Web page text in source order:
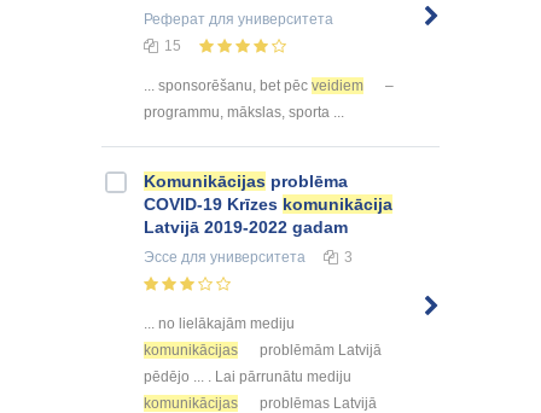
Реферат для университета
15
... sponsorēšanu, bet pēc veidiem
–
programmu, mākslas, sporta ...
Komunikācijas problēma
COVID-19 Krīzes komunikācija
Latvijā 2019-2022 gadam
Эссе для университета 3
... no lielākajām mediju
komunikācijas
problēmām Latvijā
pēdējo ... . Lai pārrunātu mediju
komunikācijas
problēmas Latvijā